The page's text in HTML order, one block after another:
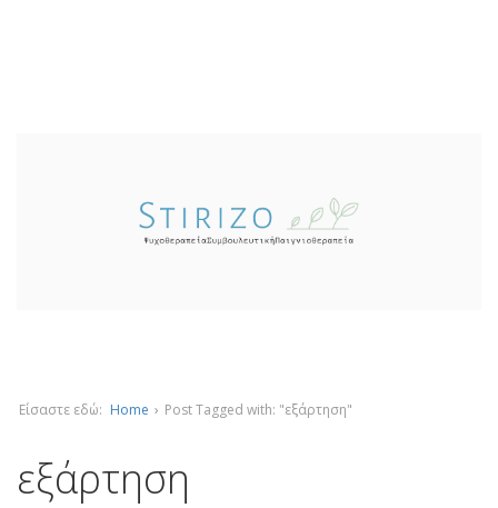
Είσαστε εδώ: Home › Post Tagged with: "εξάρτηση"
εξάρτηση